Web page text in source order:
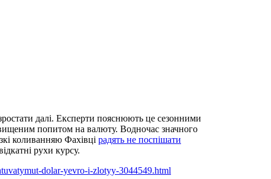
далі. Експерти пояснюють це сезонними
попитом на валюту. Водночас значного
коливанняю Фахівці радять не поспішати
рухи курсу.
dolar-yevro-i-zlotyy-3044549.html